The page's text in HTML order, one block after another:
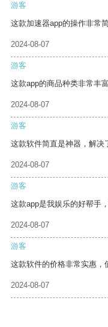
游客
这款加速器app的操作非常
2024-08-07
游客
这款app的商品种类非常丰
2024-08-07
游客
这款软件简直是神器，解决
2024-08-07
游客
这款app是我娱乐的好帮手
2024-08-07
游客
这款软件的价格非常实惠，
2024-08-07